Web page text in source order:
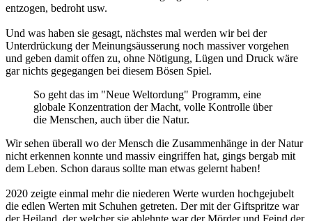
entzogen, bedroht usw.
Und was haben sie gesagt, nächstes mal werden wir bei der
Unterdrückung der Meinungsäusserung noch massiver vorgehen
und geben damit offen zu, ohne Nötigung, Lügen und Druck wäre
gar nichts gegegangen bei diesem Bösen Spiel.
So geht das im "Neue Weltordung" Programm, eine
globale Konzentration der Macht, volle Kontrolle über
die Menschen, auch über die Natur.
Wir sehen überall wo der Mensch die Zusammenhänge in der Natur
nicht erkennen konnte und massiv eingriffen hat, gings bergab mit
dem Leben. Schon daraus sollte man etwas gelernt haben!
2020 zeigte einmal mehr die niederen Werte wurden hochgejubelt
die edlen Werten mit Schuhen getreten. Der mit der Giftspritze war
der Heiland, der welcher sie ablehnte war der Mörder und Feind der